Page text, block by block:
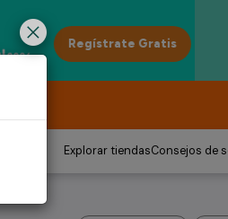
Explorar tiendasConsejos de